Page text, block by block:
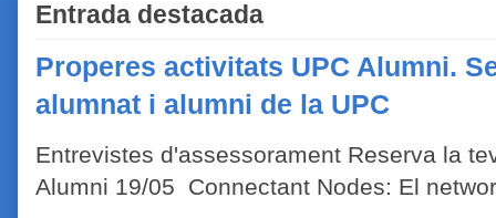
Entrada destacada
Properes activitats UPC Alumni.
alumnat i alumni de la UPC
Entrevistes d'assessorament Reserva la
Alumni 19/05 Connectant Nodes: El